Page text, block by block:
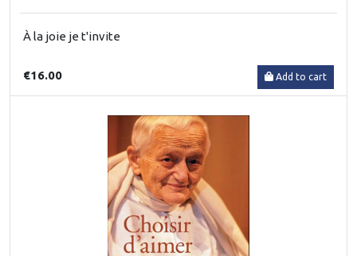
À la joie je t'invite
€16.00 Add to cart